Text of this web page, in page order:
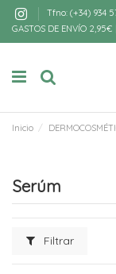
Tfno: (+34) 934
GASTOS DE ENVÍO
Inicio
Serúm
Filtrar